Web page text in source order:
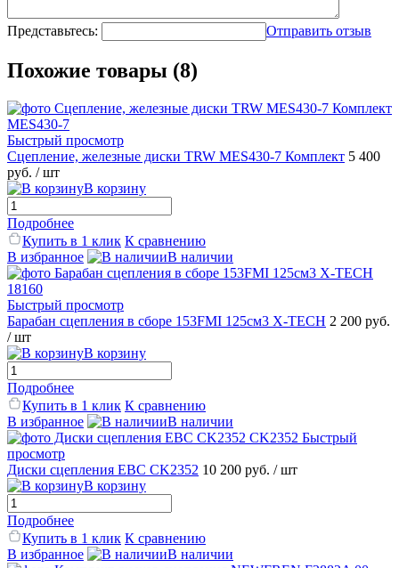
Представьтесь: Отправить отзыв
Похожие товары (8)
Быстрый просмотр
Сцепление, железные диски TRW MES430-7 Комплект 5 400
руб. / шт
В корзину
Подробнее
Купить в 1 клик К сравнению
В избранное
В наличии
Быстрый просмотр
Барабан сцепления в сборе 153FMI 125см3 X-TECH 2 200 руб.
/ шт
В корзину
Подробнее
Купить в 1 клик К сравнению
В избранное
В наличии
Быстрый
просмотр
Диски сцепления EBC CK2352 10 200 руб. / шт
В корзину
Подробнее
Купить в 1 клик К сравнению
В избранное
В наличии